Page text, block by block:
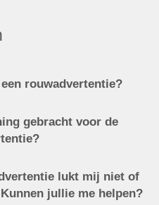
rouwadvertentie?
gebracht voor de
lukt mij niet of
jullie me helpen?